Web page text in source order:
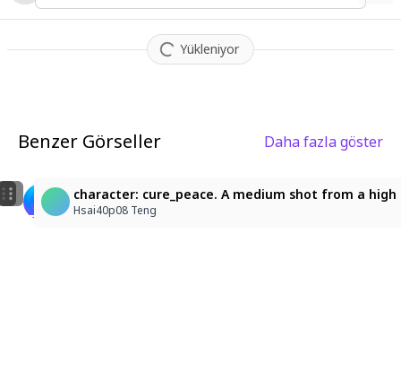
Yükleniyor
Benzer Görseller Daha fazla göster
1girl, solo, cure heart, aida mana, hand on own
THOMAS
キュアピース
itu mori
character: cure_peace. A medium shot from a
Hsai40p08 Teng